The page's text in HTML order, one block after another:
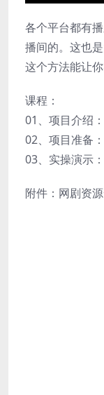
各个平台都有
播间的。这也
这个方法能让
课程：
01、项目介绍：
02、项目准备：
03、实操演示：
附件：网剧资